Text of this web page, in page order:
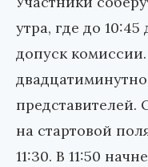
утра, где до
допуск комиссии.
представителей.
на стартовой
11:30. В 11:50